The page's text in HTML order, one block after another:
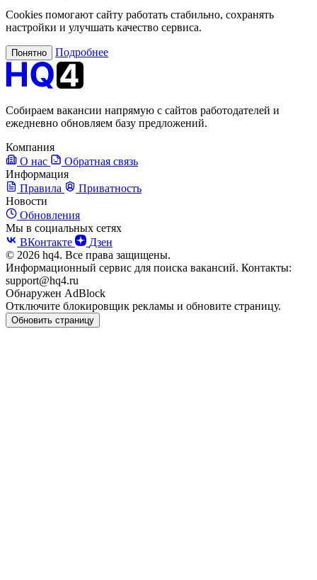
Cookies помогают сайту работать стабильно, сохранять
настройки и улучшать качество сервиса.
Понятно Подробнее
Собираем вакансии напрямую с сайтов работодателей и
ежедневно обновляем базу предложений.
Компания
О нас
Обратная связь
Информация
Правила
Приватность
Новости
Обновления
Мы в социальных сетях
ВКонтакте
Дзен
© 2026 hq4. Все права защищены.
Информационный сервис для поиска вакансий. Контакты:
support@hq4.ru
Обнаружен AdBlock
Отключите блокировщик рекламы и обновите страницу.
Обновить страницу